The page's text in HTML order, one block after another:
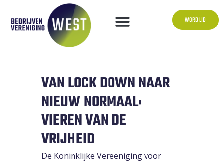
WORD LID
VAN LOCK DOWN NAAR
NIEUW NORMAAL:
VIEREN VAN DE
VRIJHEID
De Koninklijke Vereeniging voor